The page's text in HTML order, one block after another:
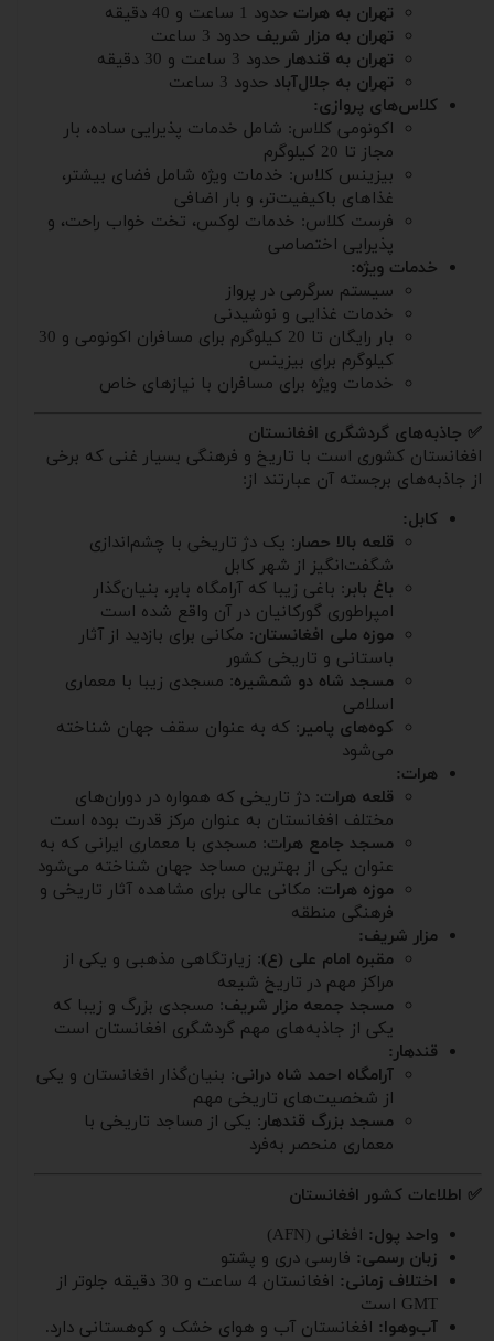
تهران به هرات حدود 1 ساعت و 40 دقیقه
تهران به مزار شریف حدود 3 ساعت
تهران به قندهار حدود 3 ساعت و 30 دقیقه
تهران به جلال‌آباد حدود 3 ساعت
کلاس‌های پروازی:
اکونومی کلاس: شامل خدمات پذیرایی ساده، بار
مجاز تا 20 کیلوگرم
بیزینس کلاس: خدمات ویژه شامل فضای بیشتر،
غذاهای باکیفیت‌تر، و بار اضافی
فرست کلاس: خدمات لوکس، تخت خواب راحت، و
پذیرایی اختصاصی
خدمات ویژه:
سیستم سرگرمی در پرواز
خدمات غذایی و نوشیدنی
بار رایگان تا 20 کیلوگرم برای مسافران اکونومی و 30
کیلوگرم برای بیزینس
خدمات ویژه برای مسافران با نیازهای خاص
✅ جاذبه‌های گردشگری افغانستان
افغانستان کشوری است با تاریخ و فرهنگی بسیار غنی که برخی
از جاذبه‌های برجسته آن عبارتند از:
کابل:
قلعه بالا حصار: یک دژ تاریخی با چشم‌اندازی
شگفت‌انگیز از شهر کابل
باغ بابر: باغی زیبا که آرامگاه بابر، بنیان‌گذار
امپراطوری گورکانیان در آن واقع شده است
موزه ملی افغانستان: مکانی برای بازدید از آثار
باستانی و تاریخی کشور
مسجد شاه دو شمشیره: مسجدی زیبا با معماری
اسلامی
کوه‌های پامیر: که به عنوان سقف جهان شناخته
می‌شود
هرات:
قلعه هرات: دژ تاریخی که همواره در دوران‌های
مختلف افغانستان به عنوان مرکز قدرت بوده است
مسجد جامع هرات: مسجدی با معماری ایرانی که به
عنوان یکی از بهترین مساجد جهان شناخته می‌شود
موزه هرات: مکانی عالی برای مشاهده آثار تاریخی و
فرهنگی منطقه
مزار شریف:
مقبره امام علی (ع): زیارتگاهی مذهبی و یکی از
مراکز مهم در تاریخ شیعه
مسجد جمعه مزار شریف: مسجدی بزرگ و زیبا که
یکی از جاذبه‌های مهم گردشگری افغانستان است
قندهار:
آرامگاه احمد شاه درانی: بنیان‌گذار افغانستان و یکی
از شخصیت‌های تاریخی مهم
مسجد بزرگ قندهار: یکی از مساجد تاریخی با
معماری منحصر به‌فرد
✅ اطلاعات کشور افغانستان
واحد پول: افغانی (AFN)
زبان رسمی: فارسی دری و پشتو
اختلاف زمانی:
افغانستان 4 ساعت و 30 دقیقه جلوتر از
GMT است
آب‌وهوا: افغانستان آب و هوای خشک و کوهستانی دارد.